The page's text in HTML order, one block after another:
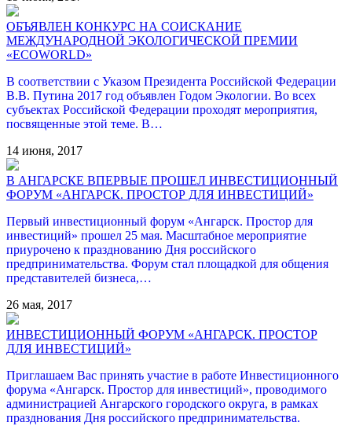
ОБЪЯВЛЕН КОНКУРС НА СОИСКАНИЕ
МЕЖДУНАРОДНОЙ ЭКОЛОГИЧЕСКОЙ ПРЕМИИ
«ECOWORLD»
В соответствии с Указом Президента Российской Федерации
В.В. Путина 2017 год объявлен Годом Экологии. Во всех
субъектах Российской Федерации проходят мероприятия,
посвященные этой теме. В…
14 июня, 2017
В АНГАРСКЕ ВПЕРВЫЕ ПРОШЕЛ ИНВЕСТИЦИОННЫЙ
ФОРУМ «АНГАРСК. ПРОСТОР ДЛЯ ИНВЕСТИЦИЙ»
Первый инвестиционный форум «Ангарск. Простор для
инвестиций» прошел 25 мая. Масштабное мероприятие
приурочено к празднованию Дня российского
предпринимательства. Форум стал площадкой для общения
представителей бизнеса,…
26 мая, 2017
ИНВЕСТИЦИОННЫЙ ФОРУМ «АНГАРСК. ПРОСТОР
ДЛЯ ИНВЕСТИЦИЙ»
Приглашаем Вас принять участие в работе Инвестиционного
форума «Ангарск. Простор для инвестиций», проводимого
администрацией Ангарского городского округа, в рамках
празднования Дня российского предпринимательства.